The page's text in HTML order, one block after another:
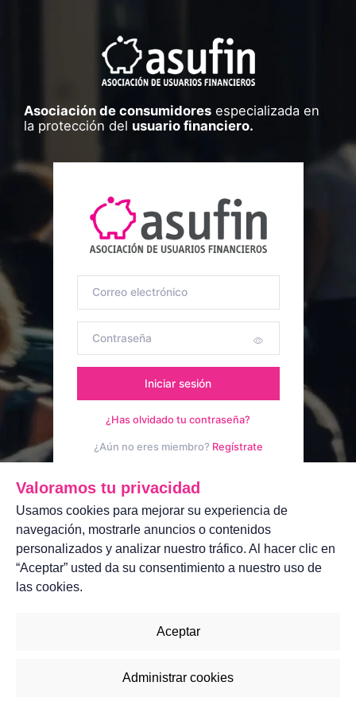
Asociación de consumidores especializada en
la protección del usuario financiero.
Iniciar sesión
¿Has olvidado tu contraseña?
¿Aún no eres miembro? Regístrate
Valoramos tu privacidad
Usamos cookies para mejorar su experiencia de
navegación, mostrarle anuncios o contenidos
personalizados y analizar nuestro tráfico. Al hacer clic en
“Aceptar” usted da su consentimiento a nuestro uso de
las cookies.
Aceptar
Administrar cookies